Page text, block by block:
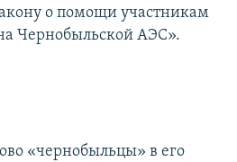
о помощи участникам
Чернобыльской АЭС».
«чернобыльцы» в его